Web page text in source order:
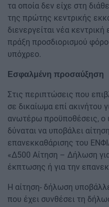
τα οποία δεν είχε στη
της πρώτης κεντρικής
διενεργείται νέα
πράξη προσδιορισμού
υπόχρεο.
Εσφαλμένη προσαύξηση
Στις περιπτώσεις που
σε δικαίωμα επί ακινήτου
ανωτέρω προϋποθέσεις, ο
δύναται να υποβάλει
επανεκκαθάρισης του
«Δ500 Αίτηση – Δήλωση
έκπτωσης ή για την
Η αίτηση- δήλωση
που έχει συνθέσει τη